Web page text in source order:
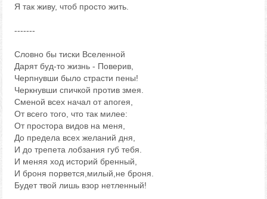
Я так живу, чтоб просто жить.
-------
Словно бы тиски Вселенной
Дарят буд-то жизнь - Поверив,
Черпнувши было страсти пены!
Черкнувши спичкой против змея.
Сменой всех начал от апогея,
От всего того, что так милее:
От простора видов на меня,
До предела всех желаний дня,
И до трепета лобзания губ тебя.
И меняя ход историй бренный,
И броня порвется,милый,не броня.
Будет твой лишь взор нетленный!